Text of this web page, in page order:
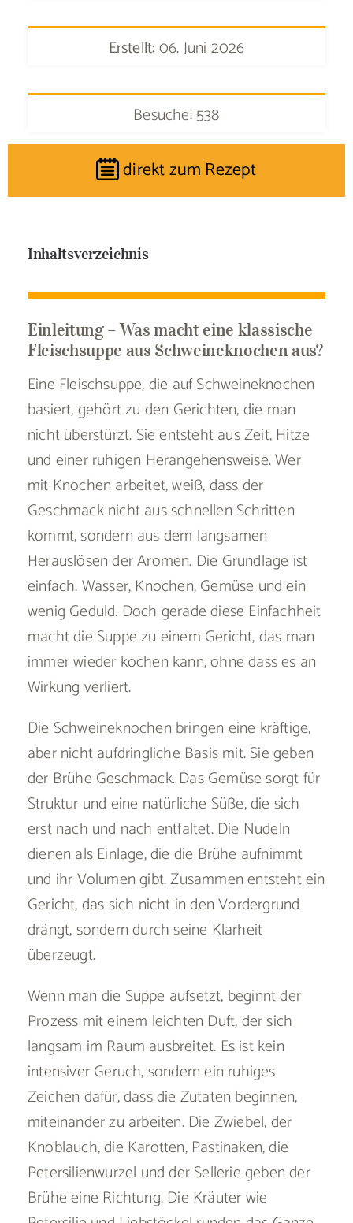
Erstellt:06. Juni 2026
Besuche: 538
direkt zum Rezept
Inhaltsverzeichnis
Einleitung – Was macht eine klassische
Fleischsuppe aus Schweineknochen aus?
Eine Fleischsuppe, die auf Schweineknochen
basiert, gehört zu den Gerichten, die man
nicht überstürzt. Sie entsteht aus Zeit, Hitze
und einer ruhigen Herangehensweise. Wer
mit Knochen arbeitet, weiß, dass der
Geschmack nicht aus schnellen Schritten
kommt, sondern aus dem langsamen
Herauslösen der Aromen. Die Grundlage ist
einfach. Wasser, Knochen, Gemüse und ein
wenig Geduld. Doch gerade diese Einfachheit
macht die Suppe zu einem Gericht, das man
immer wieder kochen kann, ohne dass es an
Wirkung verliert.
Die Schweineknochen bringen eine kräftige,
aber nicht aufdringliche Basis mit. Sie geben
der Brühe Geschmack. Das Gemüse sorgt für
Struktur und eine natürliche Süße, die sich
erst nach und nach entfaltet. Die Nudeln
dienen als Einlage, die die Brühe aufnimmt
und ihr Volumen gibt. Zusammen entsteht ein
Gericht, das sich nicht in den Vordergrund
drängt, sondern durch seine Klarheit
überzeugt.
Wenn man die Suppe aufsetzt, beginnt der
Prozess mit einem leichten Duft, der sich
langsam im Raum ausbreitet. Es ist kein
intensiver Geruch, sondern ein ruhiges
Zeichen dafür, dass die Zutaten beginnen,
miteinander zu arbeiten. Die Zwiebel, der
Knoblauch, die Karotten, Pastinaken, die
Petersilienwurzel und der Sellerie geben der
Brühe eine Richtung. Die Kräuter wie